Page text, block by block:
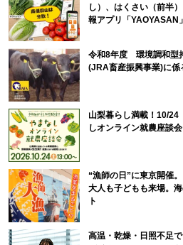
し）、はくさい（前半
報アプリ「YAOYASAN
令和8年度 環境調和型
(JRA畜産振興事業)に係
山梨暮らし満載！10/24
しオンライン就農座談会
“漁師の日”に東京開催
大人も子どもも来場。
ト
高温・乾燥・日照不足